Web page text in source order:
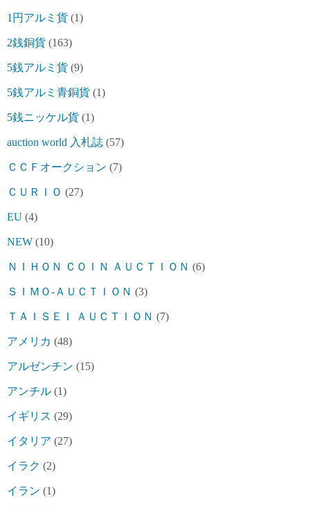
1円アルミ貨 (1)
2銭銅貨 (163)
5銭アルミ貨 (9)
5銭アルミ青銅貨 (1)
5銭ニッケル貨 (1)
auction world 入札誌 (57)
ＣＣＦオークション (7)
ＣＵＲＩＯ (27)
EU (4)
NEW (10)
ＮＩＨＯＮ ＣＯＩＮ ＡＵＣＴＩＯＮ (6)
ＳＩＭＯ-ＡＵＣＴＩＯＮ (3)
ＴＡＩＳＥＩ ＡＵＣＴＩＯＮ (7)
アメリカ (48)
アルゼンチン (15)
アンチル (1)
イギリス (29)
イタリア (27)
イラク (2)
イラン (1)